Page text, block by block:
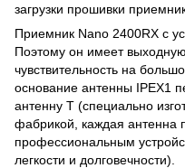
загрузки прошивки
Приемник Nano 2400RX с
Поэтому он имеет
чувствительность на
основание антенны IPEX1
антенну Т (специально
фабрикой, каждая антенна
профессиональным
легкости и долговечности).